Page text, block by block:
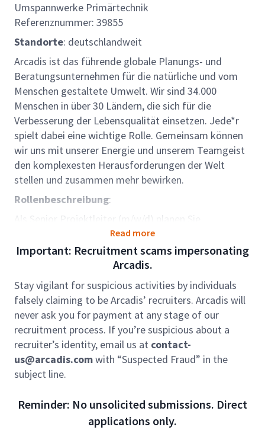
Umspannwerke Primärtechnik
Referenznummer: 39855
Standorte: deutschlandweit
Arcadis ist das führende globale Planungs- und
Beratungsunternehmen für die natürliche und vom
Menschen gestaltete Umwelt. Wir sind 34.000
Menschen in über 30 Ländern, die sich für die
Verbesserung der Lebensqualität einsetzen. Jede*r
spielt dabei eine wichtige Rolle. Gemeinsam können
wir uns mit unserer Energie und unserem Teamgeist
den komplexesten Herausforderungen der Welt
stellen und zusammen mehr bewirken.
Rollenbeschreibung:
Als Senior Projektleiter (m/w/d) planen Sie
anspruchsvolle Vorhaben im Bereich der
Umspannwerke der Hoch- und
Höchstspannungstechnik. Sie übernehmen die
Verantwortung für die Primärtechnik und wirken
aktiv an der Planung sowie Umsetzung neuer
Projekte mit. Dabei arbeiten Sie eng mit Kunden,
Netzbetreibern, Behörden und internen
Fachabteilungen zusammen.
Rollenverantwortung :
Leitung der Planung, Steuerung und Ausführung
Zeit- und Qualitätsvorgaben
Technische Ausführung, sowie der Koordination
Read more
Important: Recruitment scams impersonating
Arcadis.
Stay vigilant for suspicious activities by individuals
falsely claiming to be Arcadis’ recruiters. Arcadis will
never ask you for payment at any stage of our
recruitment process. If you’re suspicious about a
recruiter’s identity, email us at contact-
us@arcadis.comwith “Suspected Fraud” in the
subject line.
Reminder: No unsolicited submissions. Direct
applications only.